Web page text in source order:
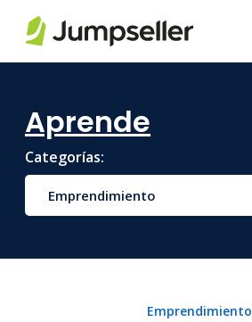
Aprende
Categorías:
Emprendimiento
Emprendimiento